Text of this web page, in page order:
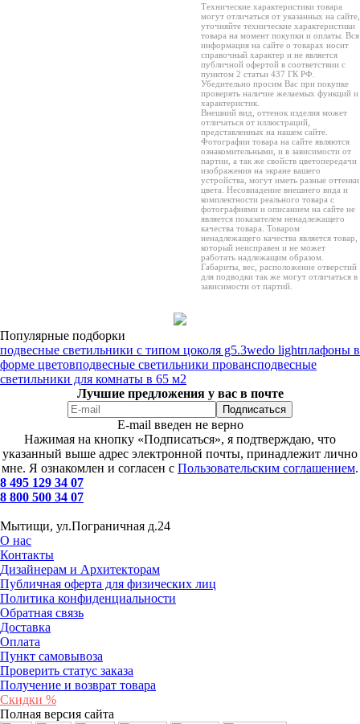
Технические характеристики товара
могут отличаться от указанных на сайте,
уточняйте технические характеристики
товара на момент покупки и оплаты. Вся
информация на сайте о товарах носит
справочный характер и не является
публичной офертой в соответствии с
пунктом 2 статьи 437 ГК РФ.
Убедительно просим Вас при покупке
проверять наличие желаемых функций и
характеристик.
Внешний вид, оттенок изделия может
отличаться от иллюстраций,
представленных на нашем сайте.
Фотографии товара на сайте являются
ознакомительными, и в зависимости от
партии, а так же свойств цветопередачи
изображения на экране вашего
устройства, могут иметь разные оттенки
цвета. Несовпадение внешнего вида и
комплектности реального товара с
фотографиями и описанием на сайте не
является показателем ненадлежащего
качества товара. Товаром
ненадлежащего качества является товар,
который неисправен и не может
работать надлежащим образом.
Габариты, вес, расположение отверстий
для подводки так же могут отличаться в
зависимости от партий.
Популярные подборки
подвесные светильники с типом цоколя g5.3wedo lightплафоны в
форме цветовподвесные светильники провансподвесные
светильники для комнаты в 65 м2
Лучшие предложения у вас в почте
E-mail введен не верно
Нажимая на кнопку «Подписаться», я подтверждаю, что
указанный выше адрес электронной почты, принадлежит лично
мне. Я ознакомлен и согласен с Пользовательским соглашением.
8 495 129 34 07
8 800 500 34 07
Мытищи, ул.Пограничная д.24
О нас
Контакты
Дизайнерам и Архитекторам
Публичная оферта для физических лиц
Политика конфиденциальности
Обратная связь
Доставка
Оплата
Пункт самовывоза
Проверить статус заказа
Получение и возврат товара
Скидки %
Полная версия сайта